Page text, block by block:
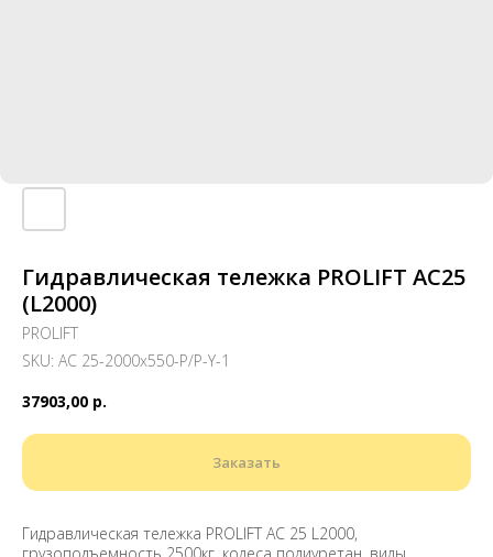
Гидравлическая тележка PROLIFT AC25
(L2000)
PROLIFT
SKU: AC 25-2000x550-P/P-Y-1
37903,00 р.
Заказать
Гидравлическая тележка PROLIFT AC 25 L2000,